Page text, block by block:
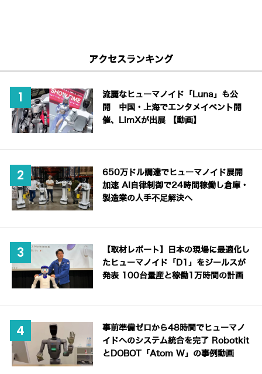
アクセスランキング
流麗なヒューマノイド「Luna」も公
開 中国・上海でエンタメイベント開
催、LimXが出展 【動画】
650万ドル調達でヒューマノイド展開
加速 AI自律制御で24時間稼働し倉庫・
製造業の人手不足解決へ
【取材レポート】日本の現場に最適化し
たヒューマノイド「D1」をジールスが
発表 100台量産と稼働1万時間の計画
事前準備ゼロから48時間でヒューマノ
イドへのシステム統合を完了 Robotkit
とDOBOT「Atom W」の事例動画